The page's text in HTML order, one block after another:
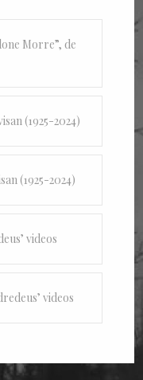
Morre”, de
(1925-2024)
(1925-2024)
videos
videos